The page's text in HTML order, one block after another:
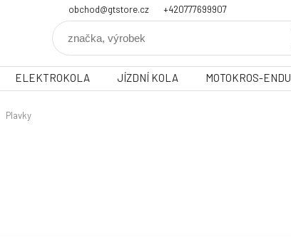
obchod@gtstore.cz +420777699907
ELEKTROKOLA JÍZDNÍ KOLA MOTOKROS-
Plavky